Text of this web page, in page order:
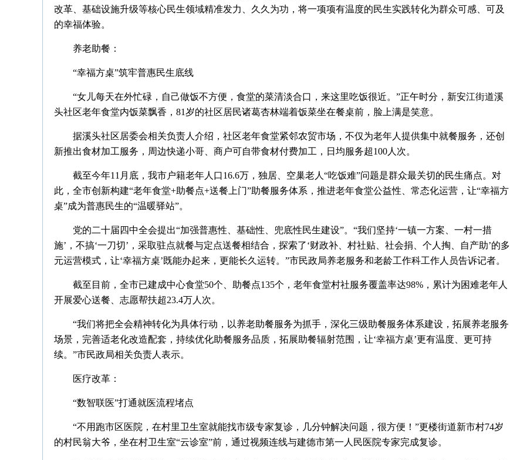
改革、基础设施升级等核心民生领域精准发力、久久为功，将一项项有温度的民生实践转化为群众可感、可及
的幸福体验。
养老助餐：
“幸福方桌”筑牢普惠民生底线
“女儿每天在外忙碌，自己做饭不方便，食堂的菜清淡合口，来这里吃饭很近。”正午时分，新安江街道溪
头社区老年食堂内饭菜飘香，81岁的社区居民诸葛杏林端着饭菜坐在餐桌前，脸上满是笑意。
据溪头社区居委会相关负责人介绍，社区老年食堂紧邻农贸市场，不仅为老年人提供集中就餐服务，还创
新推出食材加工服务，周边快递小哥、商户可自带食材付费加工，日均服务超100人次。
截至今年11月底，我市户籍老年人口16.6万，独居、空巢老人“吃饭难”问题是群众最关切的民生痛点。对
此，全市创新构建“老年食堂+助餐点+送餐上门”助餐服务体系，推进老年食堂公益性、常态化运营，让“幸福方
桌”成为普惠民生的“温暖驿站”。
党的二十届四中全会提出“加强普惠性、基础性、兜底性民生建设”。“我们坚持‘一镇一方案、一村一措
施’，不搞‘一刀切’，采取驻点就餐与定点送餐相结合，探索了‘财政补、村社贴、社会捐、个人掏、自产助’的多
元运营模式，让‘幸福方桌’既能办起来，更能长久运转。”市民政局养老服务和老龄工作科工作人员告诉记者。
截至目前，全市已建成中心食堂50个、助餐点135个，老年食堂村社服务覆盖率达98%，累计为困难老年人
开展爱心送餐、志愿帮扶超23.4万人次。
“我们将把全会精神转化为具体行动，以养老助餐服务为抓手，深化三级助餐服务体系建设，拓展养老服务
场景，完善适老化改造配套，持续优化助餐服务品质，拓展助餐辐射范围，让‘幸福方桌’更有温度、更可持
续。”市民政局相关负责人表示。
医疗改革：
“数智联医”打通就医流程堵点
“不用跑市区医院，在村里卫生室就能找市级专家复诊，几分钟解决问题，很方便！”更楼街道新市村74岁
的村民翁大爷，坐在村卫生室“云诊室”前，通过视频连线与建德市第一人民医院专家完成复诊。